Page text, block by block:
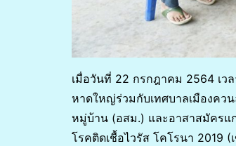
เมื่อวันที่ 22 กรกฎาคม 2564 เว
หาดใหญ่ร่วมกับเทศบาลเมืองคว
หมู่บ้าน (อสม.) และอาสาสมัครแ
โรคติดเชื้อไวรัส โคโรนา 2019